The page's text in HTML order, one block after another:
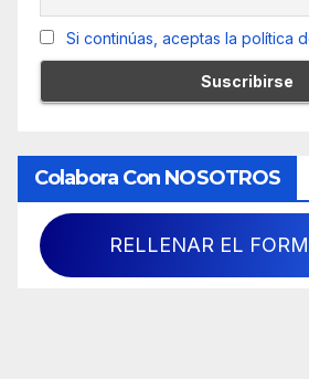
Si continúas, aceptas la política
Colabora Con NOSOTROS
RELLENAR EL